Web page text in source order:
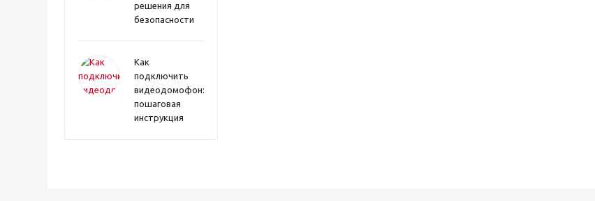
решения для
безопасности
Как
подключить
видеодомофон:
пошаговая
инструкция